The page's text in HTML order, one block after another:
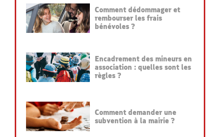
Comment dédommager et
rembourser les frais
bénévoles ?
Encadrement des mineurs en
association : quelles sont les
règles ?
Comment demander une
subvention à la mairie ?